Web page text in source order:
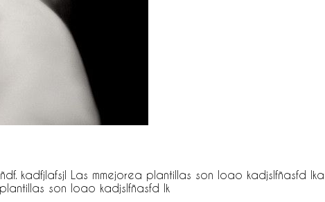
kadfjlafsjl Las mmejorea plantillas son loao kadjslfñasfd
son loao kadjslfñasfd lk